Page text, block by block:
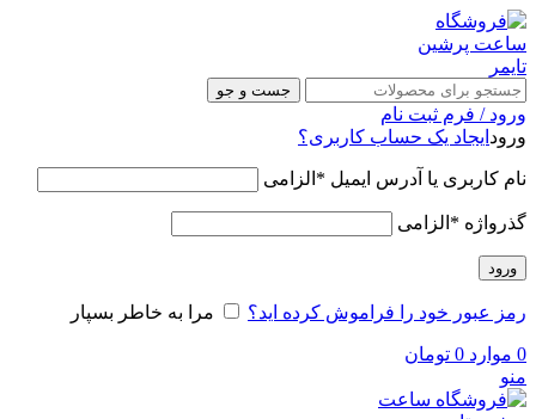
جست و جو
ورود / فرم ثبت نام
ورود ایجاد یک حساب کاربری؟
نام کاربری یا آدرس ایمیل * الزامی
گذرواژه * الزامی
ورود
رمز عبور خود را فراموش کرده اید؟ مرا به خاطر بسپار
0 موارد 0 تومان
منو